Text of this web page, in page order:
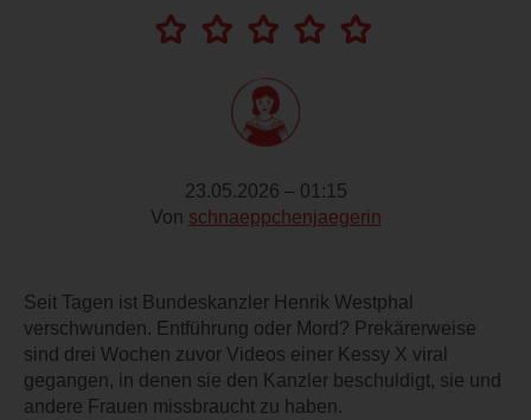
23.05.2026 – 01:15
Von schnaeppchenjaegerin
Seit Tagen ist Bundeskanzler Henrik Westphal
verschwunden. Entführung oder Mord? Prekärerweise
sind drei Wochen zuvor Videos einer Kessy X viral
gegangen, in denen sie den Kanzler beschuldigt, sie und
andere Frauen missbraucht zu haben.